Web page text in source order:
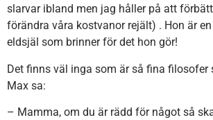
slarvar ibland men jag håller på att
förändra våra kostvanor rejält) . Hon är
eldsjäl som brinner för det hon gör!
Det finns väl inga som är så fina filosofer
Max sa:
– Mamma, om du är rädd för något så